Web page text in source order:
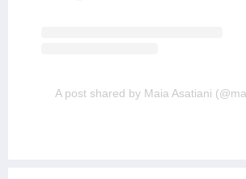
A post shared by Maia Asatiani